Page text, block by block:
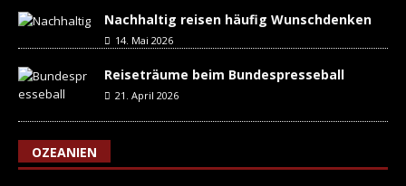
Nachhaltig reisen häufig Wunschdenken
14. Mai 2026
Reiseträume beim Bundespresseball
21. April 2026
OZEANIEN